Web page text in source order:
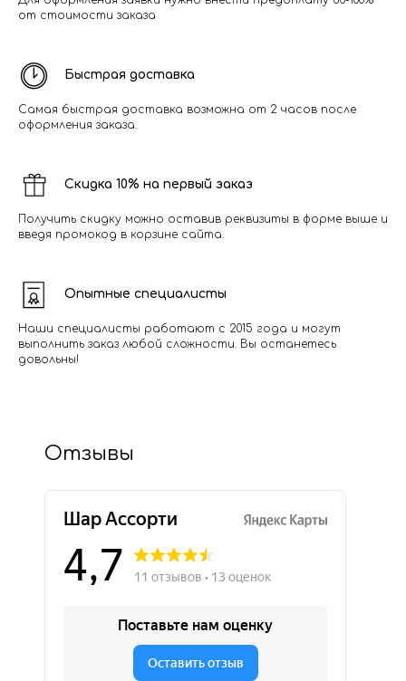
от стоимости заказа
Быстрая доставка
Самая быстрая доставка возможна от 2 часов после
оформления заказа.
Скидка 10% на первый заказ
Получить скидку можно оставив реквизиты в форме выше и
введя промокод в корзине сайта.
Опытные специалисты
Наши специалисты работают с 2015 года и могут
выполнить заказ любой сложности. Вы останетесь
довольны!
Отзывы